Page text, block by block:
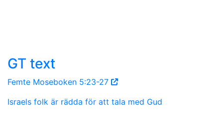
GT text
Femte Moseboken 5:23-27
Israels folk är rädda för att tala med Gud